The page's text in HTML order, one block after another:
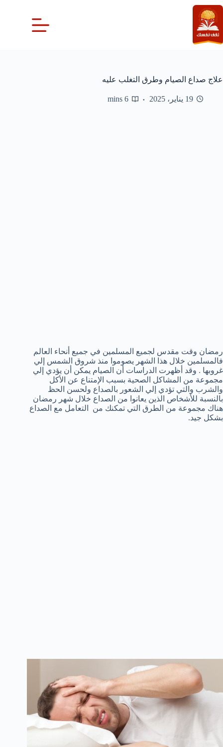
التجاوز
إلى
المحتوى
علاج صداع الصيام وطرق التغلب عليه
19 يناير، 2025 6 mins
رمضان وقت مقدس لجميع المسلمين في جميع أنحاء العالم
فالمسلمين خلال هذا الشهر يصوموا منذ شروق الشمس إلي
غروبها . وقد أظهرت الدراسات أن الصيام يمكن أن يؤدي إلي
مجموعة من المشاكل الصحية بسبب الإمتناع عن الأكل
والشرب والتي تؤدي إلي الشعور بالصداع ولحسن الحظ
بالنسبة للأشخاص الذين يعانوا من الصداع خلال شهر رمضان
هناك مجموعة من الطرق التي تمكنك من التعامل مع الصداع
بشكل جيد.